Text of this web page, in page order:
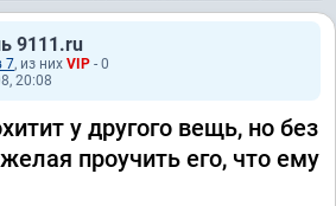
9111.ru
7, из них VIP - 0
20:08
у другого вещь, но без
проучить его, что ему